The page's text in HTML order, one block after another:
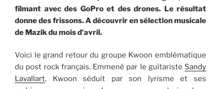
filmant avec des GoPro et des drones. Le résultat
donne des frissons. A découvrir en sélection musicale
de Mazik du mois d’avril.
Voici le grand retour du groupe Kwoon emblématique
du post rock français. Emmené par le guitariste Sandy
Lavallart, Kwoon séduit par son lyrisme et ses